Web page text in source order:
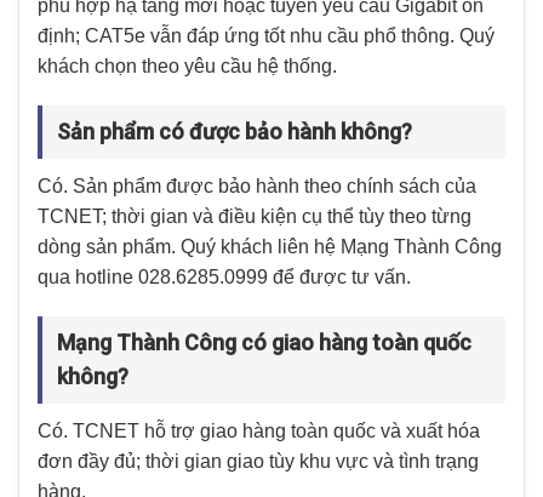
phù hợp hạ tầng mới hoặc tuyến yêu cầu Gigabit ổn
định; CAT5e vẫn đáp ứng tốt nhu cầu phổ thông. Quý
khách chọn theo yêu cầu hệ thống.
Sản phẩm có được bảo hành không?
Có. Sản phẩm được bảo hành theo chính sách của
TCNET; thời gian và điều kiện cụ thể tùy theo từng
dòng sản phẩm. Quý khách liên hệ Mạng Thành Công
qua hotline 028.6285.0999 để được tư vấn.
Mạng Thành Công có giao hàng toàn quốc
không?
Có. TCNET hỗ trợ giao hàng toàn quốc và xuất hóa
đơn đầy đủ; thời gian giao tùy khu vực và tình trạng
hàng.